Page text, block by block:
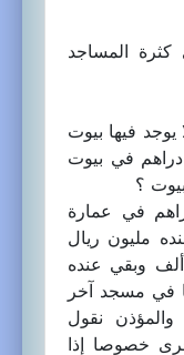
كثرة المساجد
فيها بيوت
دراهم في بيوت
؟
في عمارة
مليون ريال
وبقي عنده
في مسجد آخر
والمؤذن نقول
خصوصا إذا